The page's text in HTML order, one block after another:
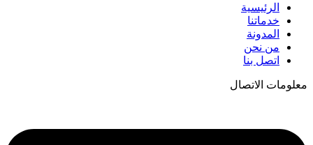
الرئيسية
خدماتنا
المدونة
من نحن
اتصل بنا
معلومات الاتصال